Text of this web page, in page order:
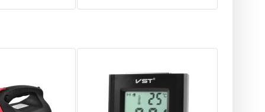
RGB ПОДСВЕТКОЙ,
Vip: $6.93